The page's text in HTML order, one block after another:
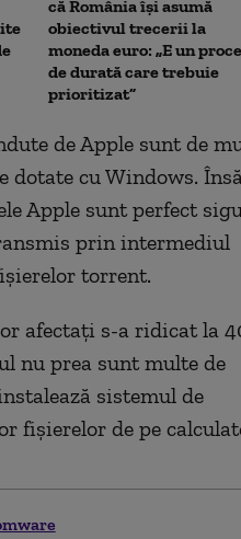
că România își asumă
obiectivul trecerii la
moneda euro: „E un
de durată care trebuie
prioritizat”
de Apple sunt de
dotate cu Windows. Însă
Apple sunt perfect
prin intermediul
torrent.
afectaţi s-a ridicat la
nu prea sunt multe de
sistemul de
fişierelor de pe